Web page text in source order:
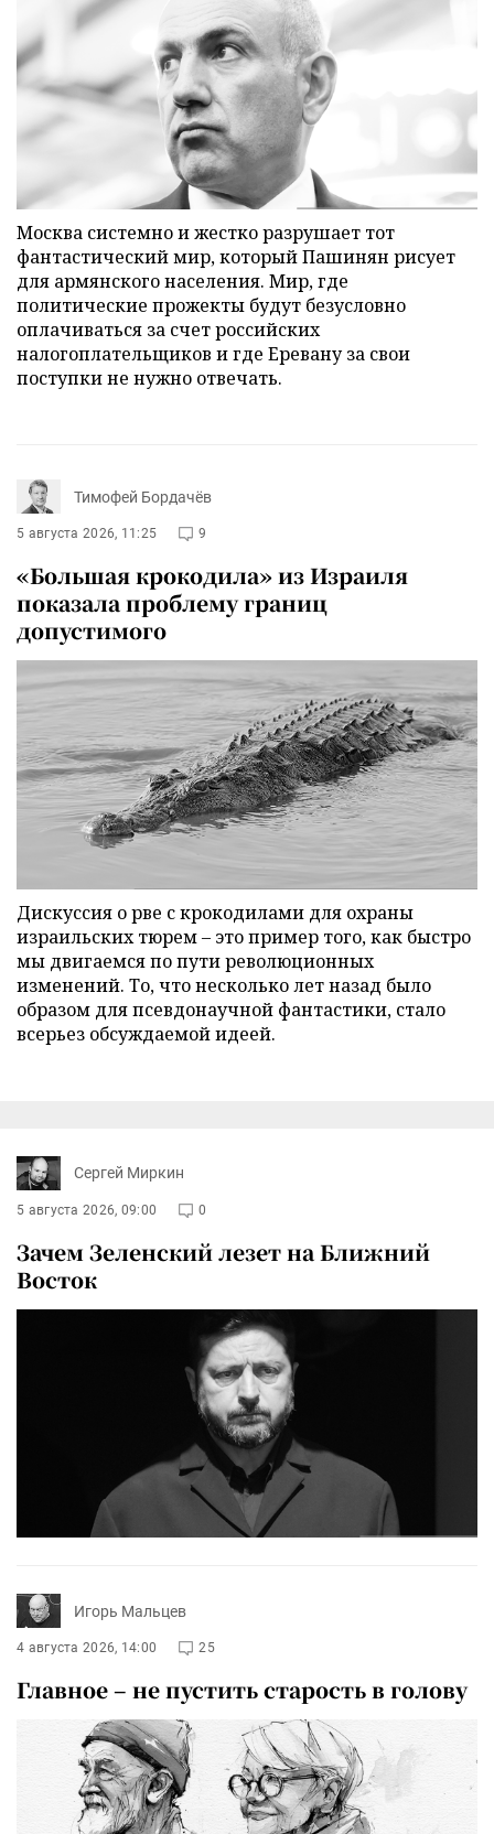
Москва системно и жестко разрушает тот
фантастический мир, который Пашинян рисует
для армянского населения. Мир, где
политические прожекты будут безусловно
оплачиваться за счет российских
налогоплательщиков и где Еревану за свои
поступки не нужно отвечать.
Тимофей Бордачёв
5 августа 2026, 11:25 9
«Большая крокодила» из Израиля
показала проблему границ
допустимого
Дискуссия о рве с крокодилами для охраны
израильских тюрем – это пример того, как быстро
мы двигаемся по пути революционных
изменений. То, что несколько лет назад было
образом для псевдонаучной фантастики, стало
всерьез обсуждаемой идеей.
Сергей Миркин
5 августа 2026, 09:00 0
Зачем Зеленский лезет на Ближний
Восток
Игорь Мальцев
4 августа 2026, 14:00 25
Главное – не пустить старость в голову